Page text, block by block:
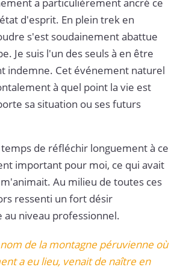
d'esprit. En plein trek en
s'est soudainement abattue
Je suis l'un des seuls à en être
indemne. Cet événement naturel
à quel point la vie est
sa situation ou ses futurs
temps de réfléchir longuement à ce
important pour moi, ce qui avait
Au milieu de toutes ces
ressenti un fort désir
niveau professionnel.
de la montagne péruvienne où
a eu lieu, venait de naître en